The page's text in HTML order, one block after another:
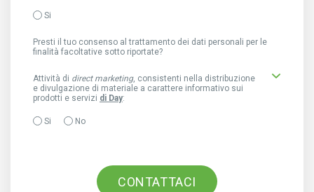
Si
Presti il tuo consenso al trattamento dei dati personali per le
finalità facoltative sotto riportate?
Attività di direct marketing, consistenti nella distribuzione
e divulgazione di materiale a carattere informativo sui
prodotti e servizi di Day:
Si No
CONTATTACI